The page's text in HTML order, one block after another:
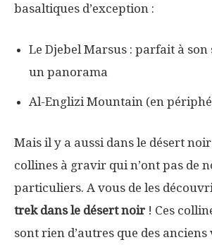
basaltiques d’exception :
Le Djebel Marsus : parfait à
un panorama
Al-Englizi Mountain (en
Mais il y a aussi dans le désert
collines à gravir qui n’ont pas de
particuliers. A vous de les
trek dans le désert noir ! Ces
sont rien d’autres que des anciens